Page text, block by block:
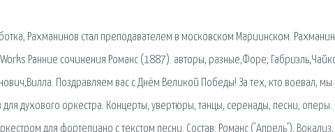
Рахманинов стал преподавателем в московском Мариинском.
Ранние сочинения Романс (1887). авторы, разные,Форе,
Поздравляем вас с Днём Великой Победы! За тех, кто воевал,
духового оркестра. Концерты, увертюры, танцы, серенады, песни,
для фортепиано с текстом песни. Состав: Романс ('Апрель'),